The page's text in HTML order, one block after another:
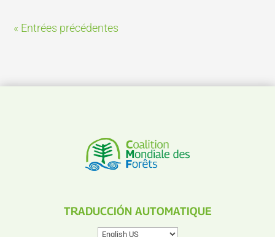
« Entrées précédentes
TRADUCCIÓN AUTOMATIQUE